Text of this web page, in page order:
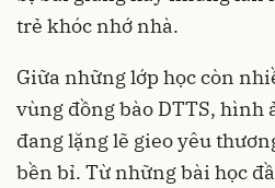
trẻ khóc nhớ nhà.
Giữa những lớp học còn
vùng đồng bào DTTS, hình
đang lặng lẽ gieo yêu
bền bỉ. Từ những bài học